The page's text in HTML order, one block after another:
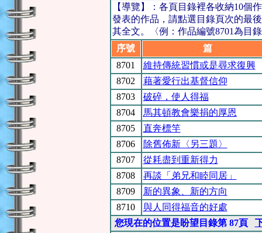
【導覽】：各頁目錄裡各收納10個
發表的作品，請點選目錄頁次的最
其全文。〈例：作品編號8701為目
序號
篇
8701
維持傳統習慣或是尋求復興
8702
藉著愛行出基督信仰
8703
破碎，使人得福
8704
馬其頓教會樂捐的厚恩
8705
直奔標竿
8706
除舊佈新〈另三題〉
8707
從耗盡到重新得力
8708
再談「弟兄和睦同居」
8709
新的異象、新的方向
8710
與人同得福音的好處
您現在的位置是盼望目錄第 87頁